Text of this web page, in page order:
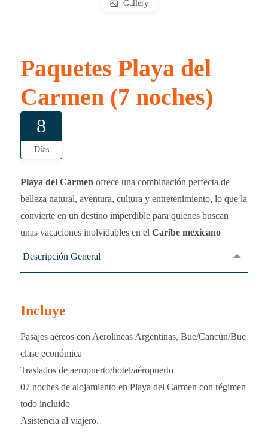
Gallery
Paquetes Playa del
Carmen (7 noches)
8
Días
Playa del Carmen ofrece una combinación perfecta de
belleza natural, aventura, cultura y entretenimiento, lo que la
convierte en un destino imperdible para quienes buscan
unas vacaciones inolvidables en el Caribe mexicano
Descripción General
Incluye
Pasajes aéreos con Aerolineas Argentinas, Bue/Cancún/Bue
clase económica
Traslados de aeropuerto/hotel/aéropuerto
07 noches de alojamiento en Playa del Carmen con régimen
todo incluido
Asistencia al viajero.